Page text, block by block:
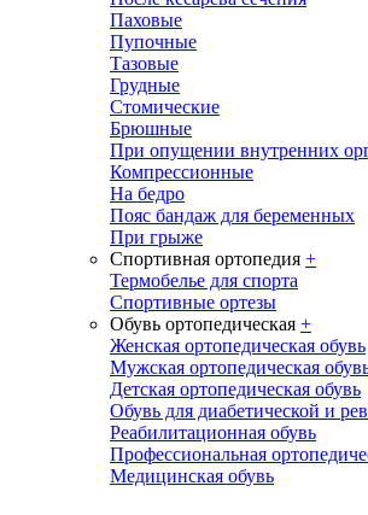
Паховые
Пупочные
Тазовые
Грудные
Стомические
Брюшные
При опущении внутренних
Компрессионные
На бедро
Пояс бандаж для беременных
При грыже
Спортивная ортопедия +
Термобелье для спорта
Спортивные ортезы
Обувь ортопедическая +
Женская ортопедическая обувь
Мужская ортопедическая
Детская ортопедическая обувь
Обувь для диабетической и
Реабилитационная обувь
Профессиональная
Медицинская обувь